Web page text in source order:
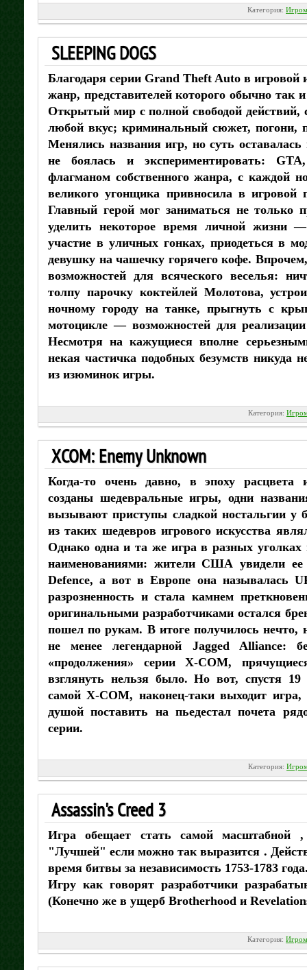
Категория:
SLEEPING DOGS
Благодаря серии Grand Theft Auto в игровой
жанр, представителей которого обычно
Открытый мир с полной свободой действий,
любой вкус; криминальный сюжет, погони,
Менялись названия игр, но суть
не боялась и экспериментировать:
флагманом собственного жанра, с каждой
великого угонщика привносила в игровой
Главный герой мог заниматься не только
уделить некоторое время личной жизни
участие в уличных гонках, приодеться в
девушку на чашечку горячего кофе.
возможностей для всяческого веселья:
толпу парочку коктейлей Молотова,
ночному городу на танке, прыгнуть с
мотоцикле — возможностей для
Несмотря на кажущиеся вполне
некая частичка подобных безумств никуда
из изюминок игры.
Категория:
XCOM: Enemy Unknown
Когда-то очень давно, в эпоху расцвета
созданы шедевральные игры, одни
вызывают приступы сладкой ностальгии у
из таких шедевров игрового искусства
Однако одна и та же игра в разных
наименованиями: жители США увидели
Defence, а вот в Европе она называлась
разрозненность и стала камнем
оригинальными разработчиками остался
пошел по рукам. В итоге получилось
не менее легендарной Jagged Alliance:
«продолжения» серии X-COM,
взглянуть нельзя было. Но вот, спустя 19
самой X-COM, наконец-таки выходит
душой поставить на пьедестал почета
серии.
Категория:
Assassin's Creed 3
Игра обещает стать самой масштабной
"Лучшей" если можно так выразится .
время битвы за независимость 1753-1783
Игру как говорят разработчики
(Конечно же в ущерб Brotherhood и
Категория: